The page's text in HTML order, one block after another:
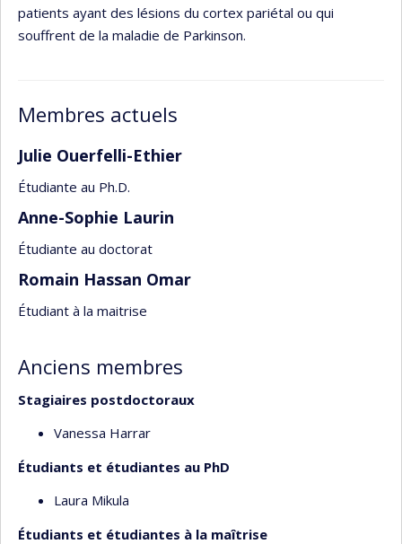
patients ayant des lésions du cortex pariétal ou qui
souffrent de la maladie de Parkinson.
Membres actuels
Julie Ouerfelli-Ethier
Étudiante au Ph.D.
Anne-Sophie Laurin
Étudiante au doctorat
Romain Hassan Omar
Étudiant à la maitrise
Anciens membres
Stagiaires postdoctoraux
Vanessa Harrar
Étudiants et étudiantes au PhD
Laura Mikula
Étudiants et étudiantes à la maîtrise